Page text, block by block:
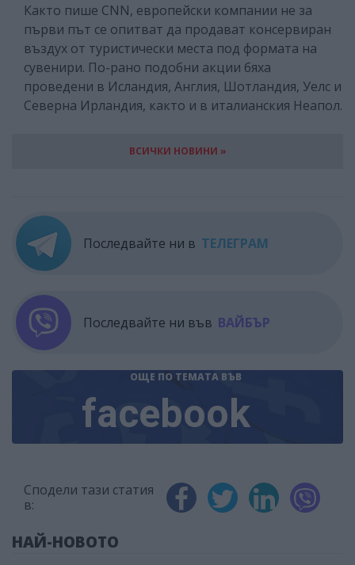
Както пише CNN, европейски компании не за
първи път се опитват да продават консервиран
въздух от туристически места под формата на
сувенири. По-рано подобни акции бяха
проведени в Исландия, Англия, Шотландия, Уелс и
Северна Ирландия, както и в италианския Неапол.
ВСИЧКИ НОВИНИ »
Последвайте ни в ТЕЛЕГРАМ
Последвайте ни във ВАЙБЪР
ОЩЕ ПО ТЕМАТА ВЪВ
facebook
Сподели тази статия
в:
НАЙ-НОВОТО